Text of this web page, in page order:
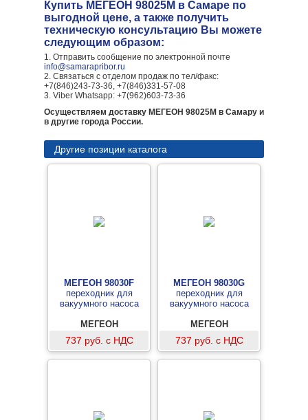
Купить МЕГЕОН 98025М в Самаре по
выгодной цене, а также получить
техническую консультацию Вы можете
следующим образом:
1. Отправить сообщение по электронной почте
info@samarapribor.ru
2. Связаться с отделом продаж по тел/факс:
+7(846)243-73-36, +7(846)331-57-08
3. Viber Whatsapp: +7(962)603-73-36
Осуществляем доставку МЕГЕОН 98025М в Самару и
в другие города России.
Другие позиции каталога
МЕГЕОН 98030F
переходник для
вакуумного насоса
МЕГЕОН
737 руб. с НДС
МЕГЕОН 98030G
переходник для
вакуумного насоса
МЕГЕОН
737 руб. с НДС